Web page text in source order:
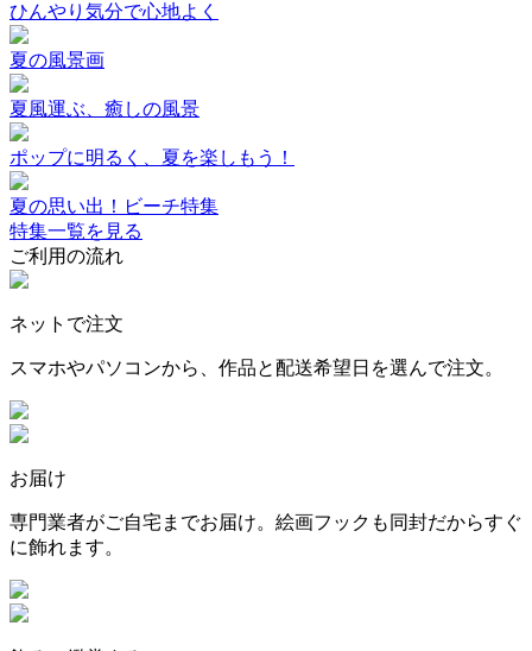
ひんやり気分で心地よく
夏の風景画
夏風運ぶ、癒しの風景
ポップに明るく、夏を楽しもう！
夏の思い出！ビーチ特集
特集一覧を見る
ご利用の流れ
ネットで注文
スマホやパソコンから、作品と配送希望日を選んで注文。
お届け
専門業者がご自宅までお届け。絵画フックも同封だからすぐ
に飾れます。